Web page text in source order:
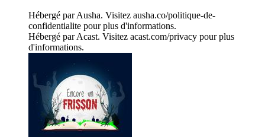
Hébergé par Ausha. Visitez ausha.co/politique-de-
confidentialite pour plus d'informations.
Hébergé par Acast. Visitez acast.com/privacy pour plus
d'informations.